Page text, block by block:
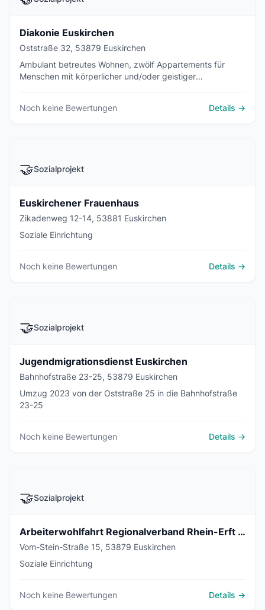
Diakonie Euskirchen
Oststraße 32, 53879 Euskirchen
Ambulant betreutes Wohnen, zwölf Appartements für
Menschen mit körperlicher und/oder geistiger
Noch keine Bewertungen
Details →
🤝Sozialprojekt
Euskirchener Frauenhaus
Zikadenweg 12-14, 53881 Euskirchen
Soziale Einrichtung
Noch keine Bewertungen Details →
🤝Sozialprojekt
Jugendmigrationsdienst Euskirchen
Bahnhofstraße 23-25, 53879 Euskirchen
Umzug 2023 von der Oststraße 25 in die Bahnhofstraße
23-25
Noch keine Bewertungen Details →
🤝Sozialprojekt
Arbeiterwohlfahrt Regionalverband Rhein-Erft & Euskirchen e.V.
Vom-Stein-Straße 15, 53879 Euskirchen
Soziale Einrichtung
Noch keine Bewertungen Details →